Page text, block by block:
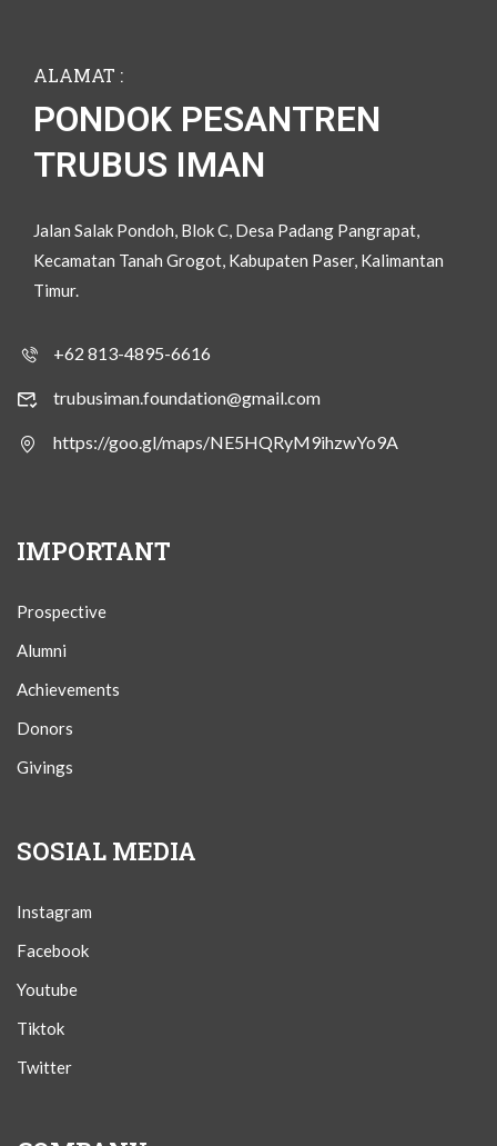
ALAMAT :
PONDOK PESANTREN
TRUBUS IMAN
Jalan Salak Pondoh, Blok C, Desa Padang Pangrapat,
Kecamatan Tanah Grogot, Kabupaten Paser, Kalimantan
Timur.
+62 813-4895-6616
trubusiman.foundation@gmail.com
https://goo.gl/maps/NE5HQRyM9ihzwYo9A
IMPORTANT
Prospective
Alumni
Achievements
Donors
Givings
SOSIAL MEDIA
Instagram
Facebook
Youtube
Tiktok
Twitter